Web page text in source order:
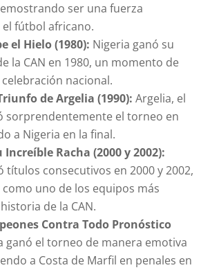
ser una fuerza
fútbol africano.
el Hielo (1980): Nigeria ganó su
la CAN en 1980, un momento de
nacional.
de Argelia (1990): Argelia, el
sorprendentemente el torneo en
a Nigeria en la final.
Racha (2000 y 2002):
títulos consecutivos en 2000 y 2002,
uno de los equipos más
de la CAN.
Contra Todo Pronóstico
ganó el torneo de manera emotiva
a Costa de Marfil en penales en